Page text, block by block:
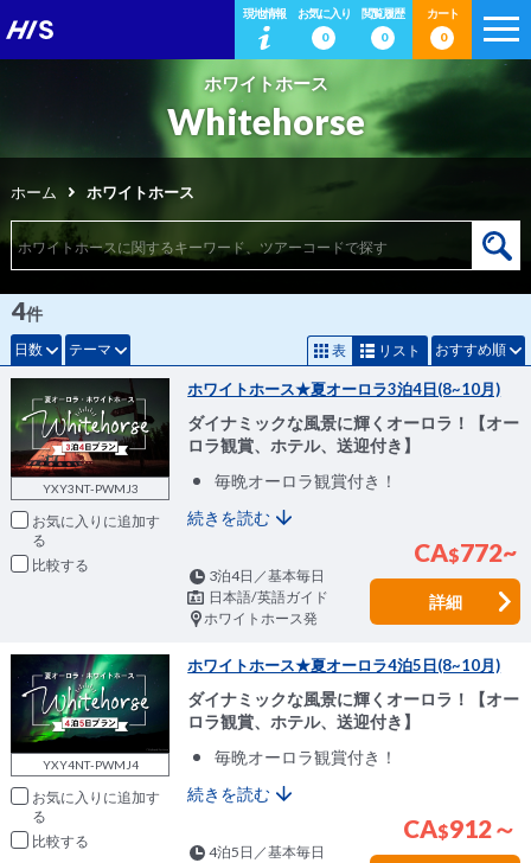
現地情報
お気に入り
0
閲覧履歴
0
カート
0
ホワイトホース
Whitehorse
ホーム ホワイトホース
日数 テーマ
4件
表 リスト おすすめ順
YXY3NT-PWMJ3
お気に入りに追加
比較
ホワイトホース★夏オーロラ3泊4日(8~10月)
ダイナミックな風景に輝くオーロラ！【オー
ロラ観賞、ホテル、送迎付き】
毎晩オーロラ観賞付き！
続きを読む
CA$772~
3泊4日／基本毎日
日本語/英語ガイド
ホワイトホース発
詳細
YXY4NT-PWMJ4
お気に入りに追加
比較
ホワイトホース★夏オーロラ4泊5日(8~10月)
ダイナミックな風景に輝くオーロラ！【オー
ロラ観賞、ホテル、送迎付き】
毎晩オーロラ観賞付き！
続きを読む
CA$912～
4泊5日／基本毎日